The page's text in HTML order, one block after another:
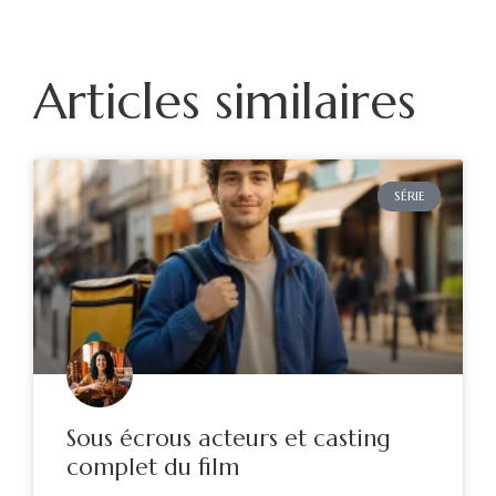
Articles similaires
SÉRIE
Sous écrous acteurs et casting
complet du film